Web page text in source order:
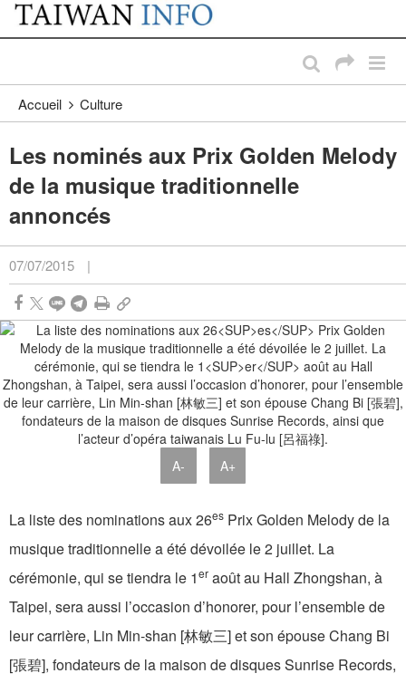
Passer au contenu principal
:::
Accueil Culture
Les nominés aux Prix Golden Melody
de la musique traditionnelle
annoncés
07/07/2015 |
A- A+
La liste des nominations aux 26es Prix Golden Melody de la
musique traditionnelle a été dévoilée le 2 juillet. La
cérémonie, qui se tiendra le 1er août au Hall Zhongshan, à
Taipei, sera aussi l’occasion d’honorer, pour l’ensemble de
leur carrière, Lin Min-shan [林敏三] et son épouse Chang Bi
[張碧], fondateurs de la maison de disques Sunrise Records,